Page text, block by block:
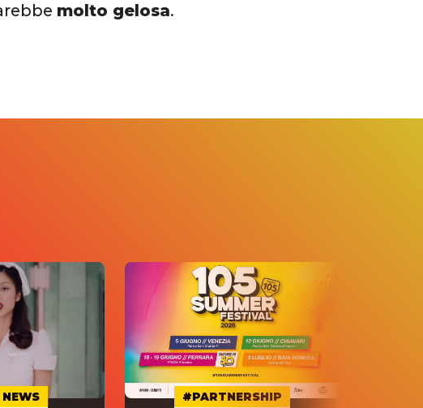
molto gelosa.
#PARTNERSHIP